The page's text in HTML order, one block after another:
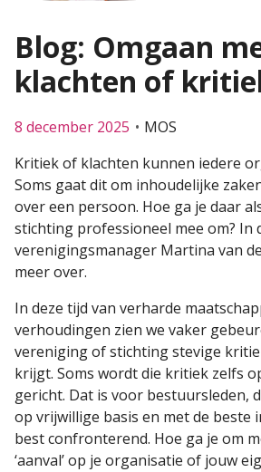
Blog: Omgaan
klachten of
8 december 2025
MOS
Kritiek of klachten kunnen iedere
Soms gaat dit om inhoudelijke
over een persoon. Hoe ga je daar
stichting professioneel mee om? In
verenigingsmanager Martina van
meer over.
In deze tijd van verharde
verhoudingen zien we vaker
vereniging of stichting stevige
krijgt. Soms wordt die kritiek zelfs
gericht. Dat is voor bestuursleden,
op vrijwillige basis en met de beste
best confronterend. Hoe ga je om
‘aanval’ op je organisatie of jouw